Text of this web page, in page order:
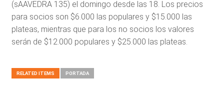
(sAAVEDRA 135) el domingo desde las 18. Los precios
para socios son $6.000 las populares y $15.000 las
plateas, mientras que para los no socios los valores
serán de $12.000 populares y $25.000 las plateas.
RELATED ITEMS PORTADA